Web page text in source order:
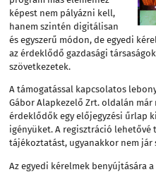
képest nem pályázni kell,
hanem szintén digitálisan
és egyszerű módon, de egyedi
az érdeklődő gazdasági
szövetkezetek.
A támogatással kapcsolatos
Gábor Alapkezelő Zrt. oldalán
érdeklődők egy előjegyzési űrlap
igényüket. A regisztráció lehetővé
tájékoztatást, ugyanakkor nem
Az egyedi kérelmek benyújtására